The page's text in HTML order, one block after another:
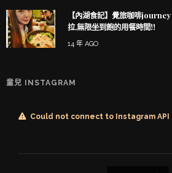
【內湖食記】覺旅咖啡
拉,無限坐到飽的用餐時間!!
14 年 AGO
童兒 INSTAGRAM
Could not connect to Instagram API